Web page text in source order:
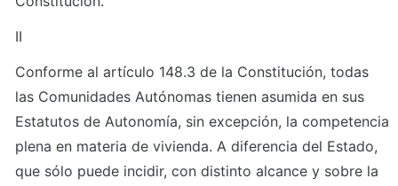
II
Conforme al artículo 148.3 de la Constitución, todas
las Comunidades Autónomas tienen asumida en sus
Estatutos de Autonomía, sin excepción, la competencia
plena en materia de vivienda. A diferencia del Estado,
que sólo puede incidir, con distinto alcance y sobre la